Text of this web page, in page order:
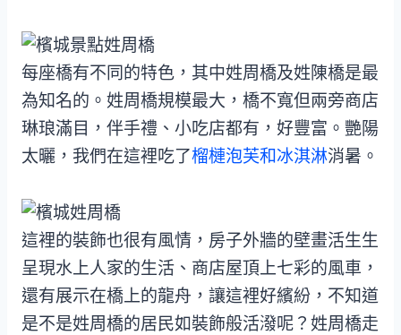
每座橋有不同的特色，其中姓周橋及姓陳橋是最
為知名的。姓周橋規模最大，橋不寬但兩旁商店
琳琅滿目，伴手禮、小吃店都有，好豐富。艷陽
太曬，我們在這裡吃了榴槤泡芙和冰淇淋消暑。
這裡的裝飾也很有風情，房子外牆的壁畫活生生
呈現水上人家的生活、商店屋頂上七彩的風車，
還有展示在橋上的龍舟，讓這裡好繽紛，不知道
是不是姓周橋的居民如裝飾般活潑呢？姓周橋走